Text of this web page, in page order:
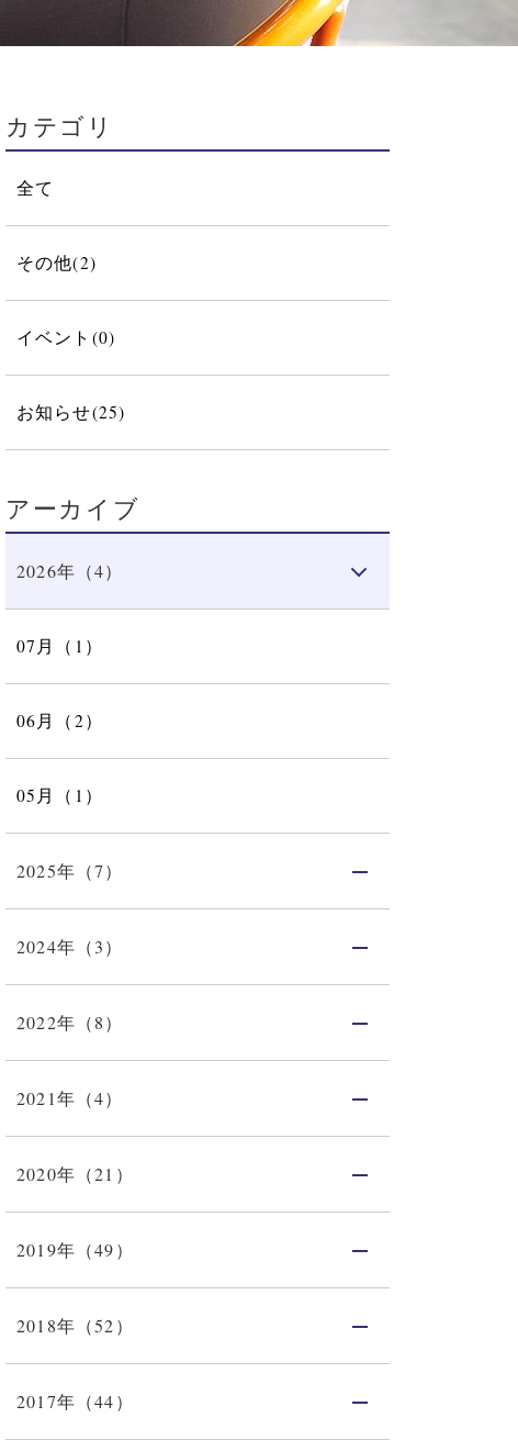
カテゴリ
全て
その他(2)
イベント(0)
お知らせ(25)
アーカイブ
2026年（4）
07月（1）
06月（2）
05月（1）
2025年（7）
2024年（3）
2022年（8）
2021年（4）
2020年（21）
2019年（49）
2018年（52）
2017年（44）